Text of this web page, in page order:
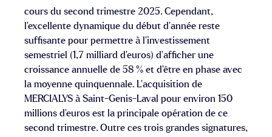
cours du second trimestre 2025. Cependant,
l’excellente dynamique du début d’année reste
suffisante pour permettre à l’investissement
semestriel (1,7 milliard d’euros) d’afficher une
croissance annuelle de 58 % et d’être en phase avec
la moyenne quinquennale. L’acquisition de
MERCIALYS à Saint-Genis-Laval pour environ 150
millions d’euros est la principale opération de ce
second trimestre. Outre ces trois grandes signatures,